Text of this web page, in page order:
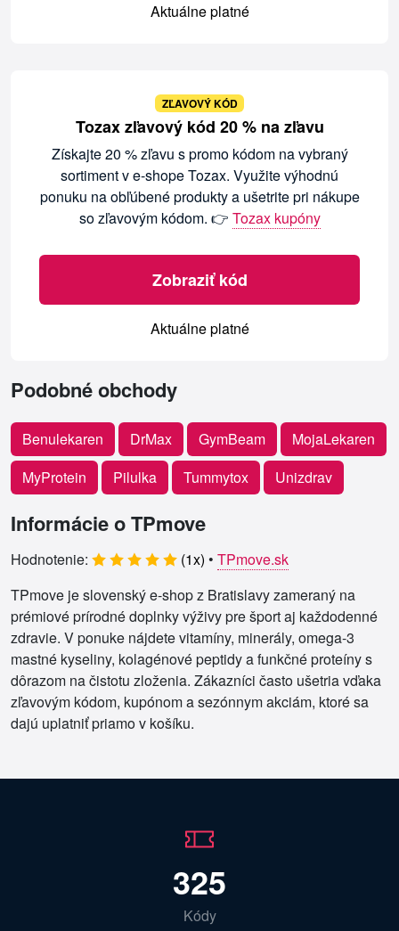
Aktuálne platné
ZĽAVOVÝ KÓD
Tozax zľavový kód 20 % na zľavu
Získajte 20 % zľavu s promo kódom na vybraný
sortiment v e-shope Tozax. Využite výhodnú
ponuku na obľúbené produkty a ušetrite pri nákupe
so zľavovým kódom. 👉 Tozax kupóny
Zobraziť kód
Aktuálne platné
Podobné obchody
Benulekaren DrMax GymBeam
MojaLekaren
MyProtein
Pilulka Tummytox Unizdrav
Informácie o TPmove
Hodnotenie: (1x) • TPmove.sk
TPmove je slovenský e-shop z Bratislavy zameraný na
prémiové prírodné doplnky výživy pre šport aj každodenné
zdravie. V ponuke nájdete vitamíny, minerály, omega-3
mastné kyseliny, kolagénové peptidy a funkčné proteíny s
dôrazom na čistotu zloženia. Zákazníci často ušetria vďaka
zľavovým kódom, kupónom a sezónnym akciám, ktoré sa
dajú uplatniť priamo v košíku.
325
Kódy